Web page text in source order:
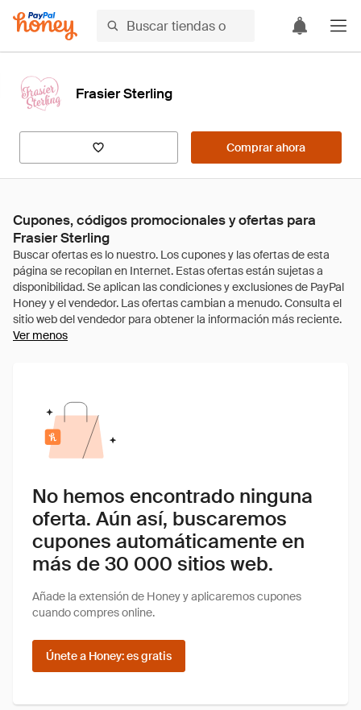
Frasier Sterling
Comprar ahora
Cupones, códigos promocionales y ofertas para
Frasier Sterling
Ver menos
No hemos encontrado ninguna
oferta. Aún así, buscaremos
cupones automáticamente en
más de 30 000 sitios web.
Añade la extensión de Honey y aplicaremos cupones
cuando compres online.
Únete a Honey: es gratis